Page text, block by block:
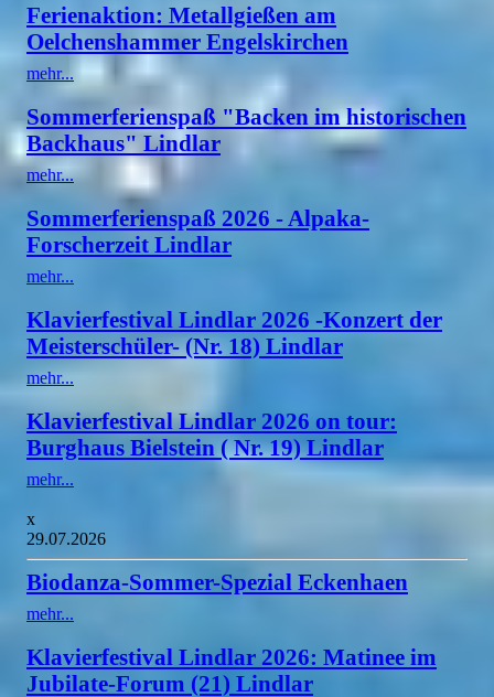
Ferienaktion: Metallgießen am
Oelchenshammer Engelskirchen
mehr...
Sommerferienspaß "Backen im historischen
Backhaus" Lindlar
mehr...
Sommerferienspaß 2026 - Alpaka-
Forscherzeit Lindlar
mehr...
Klavierfestival Lindlar 2026 -Konzert der
Meisterschüler- (Nr. 18) Lindlar
mehr...
Klavierfestival Lindlar 2026 on tour:
Burghaus Bielstein ( Nr. 19) Lindlar
mehr...
x
29.07.2026
Biodanza-Sommer-Spezial Eckenhaen
mehr...
Klavierfestival Lindlar 2026: Matinee im
Jubilate-Forum (21) Lindlar